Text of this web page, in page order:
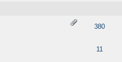
380
11